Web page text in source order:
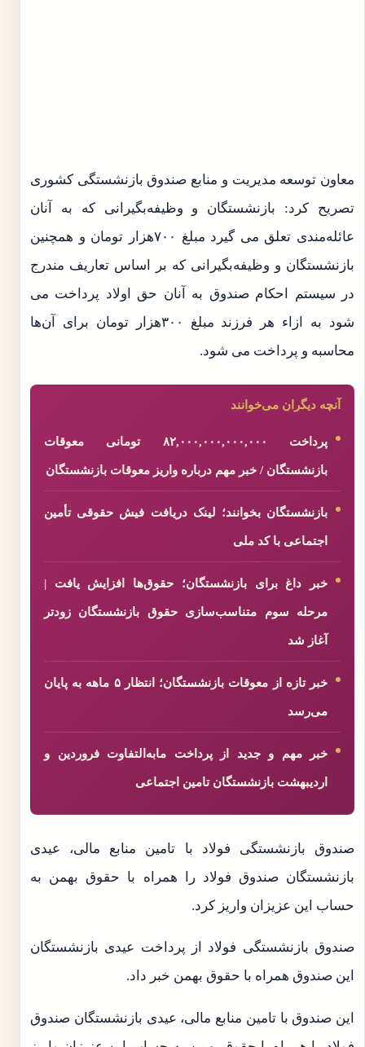
معاون توسعه مدیریت و منابع صندوق بازنشستگی کشوری
تصریح کرد: بازنشستگان و وظیفه‌بگیرانی که به آنان
عائله‌مندی تعلق می گیرد مبلغ ۷۰۰هزار تومان و همچنین
بازنشستگان و وظیفه‌بگیرانی که بر اساس تعاریف مندرج
در سیستم احکام صندوق به آنان حق اولاد پرداخت می
شود به ازاء هر فرزند مبلغ ۳۰۰هزار تومان برای آن‌ها
محاسبه و پرداخت می شود.
آنچه دیگران می‌خوانند
پرداخت ۸۲,۰۰۰,۰۰۰,۰۰۰,۰۰۰ تومانی معوقات
بازنشستگان / خبر مهم درباره واریز معوقات بازنشستگان
بازنشستگان بخوانند؛ لینک دریافت فیش حقوقی تأمین
اجتماعی با کد ملی
خبر داغ برای بازنشستگان؛ حقوق‌ها افزایش یافت |
مرحله سوم متناسب‌سازی حقوق بازنشستگان زودتر
آغاز شد
خبر تازه از معوقات بازنشستگان؛ انتظار ۵ ماهه به پایان
می‌رسد
خبر مهم و جدید از پرداخت مابه‌التفاوت فروردین و
اردیبهشت بازنشستگان تامین اجتماعی
صندوق بازنشستگی فولاد با تامین منابع مالی، عیدی
بازنشستگان صندوق فولاد را همراه با حقوق بهمن به
حساب این عزیزان واریز کرد.
صندوق بازنشستگی فولاد از پرداخت عیدی بازنشستگان
این صندوق همراه با حقوق بهمن خبر داد.
این صندوق با تامین منابع مالی، عیدی بازنشستگان صندوق